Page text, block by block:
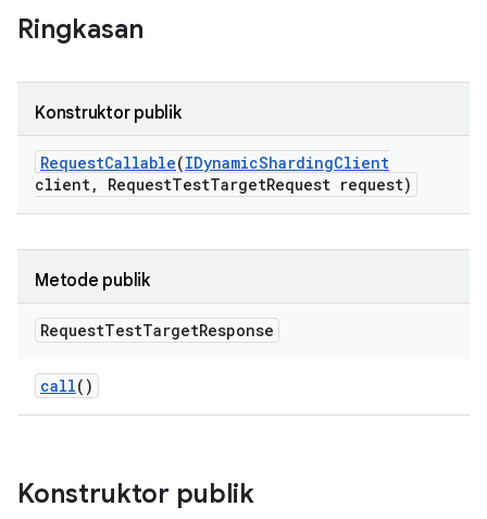
Ringkasan
Konstruktor publik
RequestCallable(IDynamicShardingClient
client, RequestTestTargetRequest request)
Metode publik
RequestTestTargetResponse
call()
Konstruktor publik